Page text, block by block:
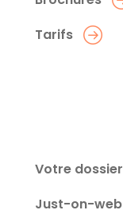
Tarifs
Votre dossier
Just-on-web